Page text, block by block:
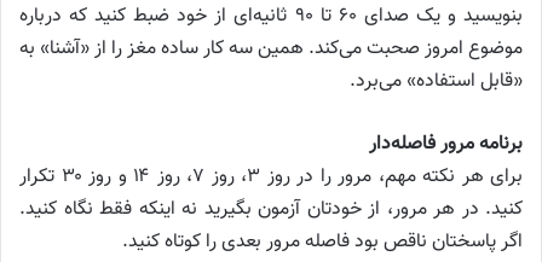
بنویسید و یک صدای ۶۰ تا ۹۰ ثانیه‌ای از خود ضبط کنید که درباره
موضوع امروز صحبت می‌کند. همین سه کار ساده مغز را از «آشنا» به
«قابل استفاده» می‌برد.
برنامه مرور فاصله‌دار
برای هر نکته مهم، مرور را در روز ۳، روز ۷، روز ۱۴ و روز ۳۰ تکرار
کنید. در هر مرور، از خودتان آزمون بگیرید نه اینکه فقط نگاه کنید.
اگر پاسختان ناقص بود فاصله مرور بعدی را کوتاه کنید.